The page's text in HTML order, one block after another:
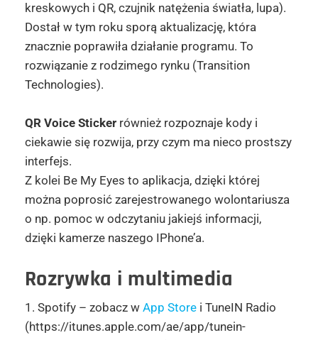
kreskowych i QR, czujnik natężenia światła, lupa).
Dostał w tym roku sporą aktualizację, która
znacznie poprawiła działanie programu. To
rozwiązanie z rodzimego rynku (Transition
Technologies).
QR Voice Stickerrównież rozpoznaje kody i
ciekawie się rozwija, przy czym ma nieco prostszy
interfejs.
Z kolei Be My Eyes to aplikacja, dzięki której
można poprosić zarejestrowanego wolontariusza
o np. pomoc w odczytaniu jakiejś informacji,
dzięki kamerze naszego IPhone’a.
Rozrywka i multimedia
1. Spotify – zobacz w App Storei TuneIN Radio
(https://itunes.apple.com/ae/app/tunein-